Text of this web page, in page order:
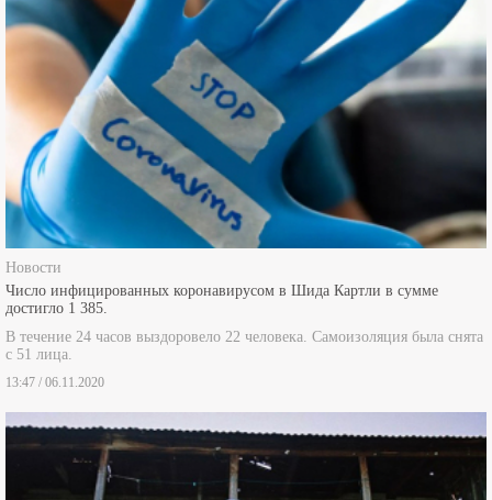
Новости
Число инфицированных коронавирусом в Шида Картли в сумме
достигло 1 385.
В течение 24 часов выздоровело 22 человека. Самоизоляция была снята
с 51 лица.
13:47 / 06.11.2020